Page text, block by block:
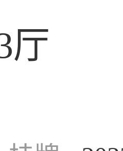
厅